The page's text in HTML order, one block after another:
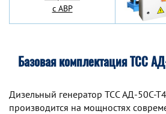
с АВР
Базовая комплектация ТСС
Дизельный генератор TCC АД-50С-
производится на мощностях